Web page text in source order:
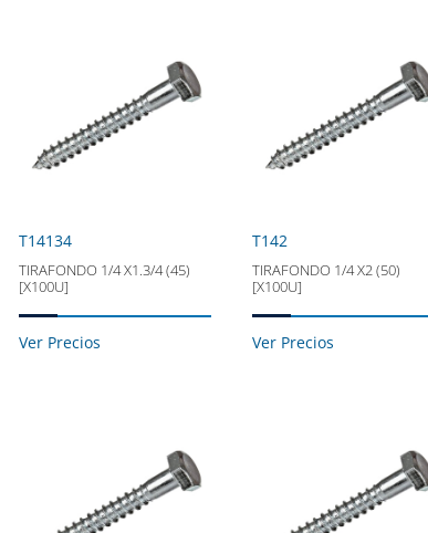
T14134
TIRAFONDO 1/4 X1.3/4 (45)
[X100U]
Ver Precios
T142
TIRAFONDO 1/4 X2 (50)
[X100U]
Ver Precios